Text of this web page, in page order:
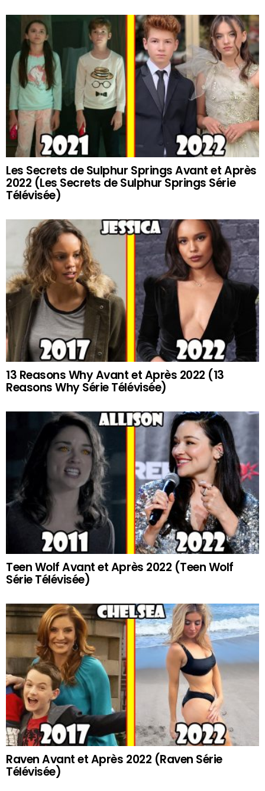
Les Secrets de Sulphur Springs Avant et Après
2022 (Les Secrets de Sulphur Springs Série
Télévisée)
13 Reasons Why Avant et Après 2022 (13
Reasons Why Série Télévisée)
Teen Wolf Avant et Après 2022 (Teen Wolf
Série Télévisée)
Raven Avant et Après 2022 (Raven Série
Télévisée)